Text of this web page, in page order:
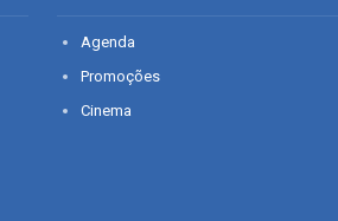
Agenda
Promoções
Cinema